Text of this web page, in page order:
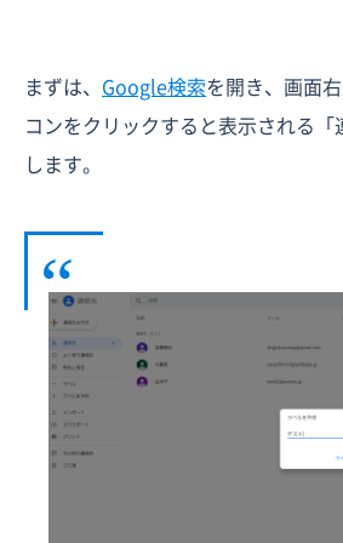
まずは、 Google検索を開き、画面
コンをクリックすると表示される「
します。